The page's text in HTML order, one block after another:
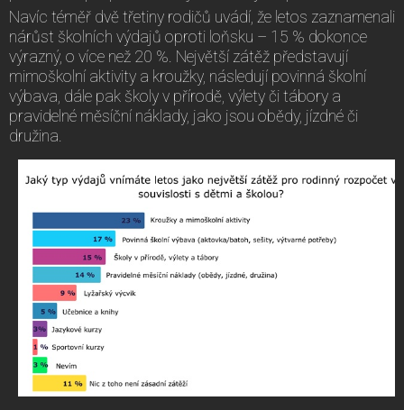
Navíc téměř dvě třetiny rodičů uvádí, že letos zaznamenali
nárůst školních výdajů oproti loňsku – 15 % dokonce
výrazný, o více než 20 %. Největší zátěž představují
mimoškolní aktivity a kroužky, následují povinná školní
výbava, dále pak školy v přírodě, výlety či tábory a
pravidelné měsíční náklady, jako jsou obědy, jízdné či
družina.